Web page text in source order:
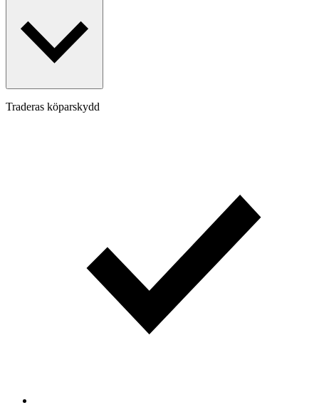
Traderas köparskydd